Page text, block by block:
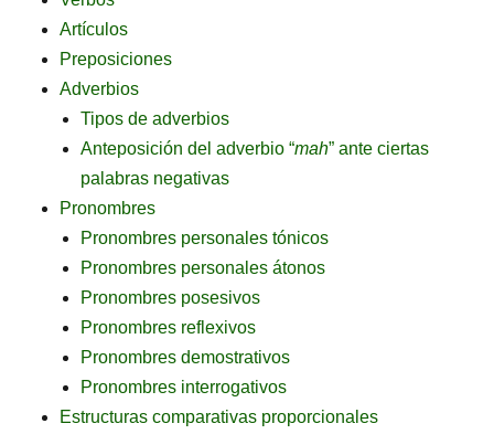
Artículos
Preposiciones
Adverbios
Tipos de adverbios
Anteposición del adverbio “mah” ante ciertas
palabras negativas
Pronombres
Pronombres personales tónicos
Pronombres personales átonos
Pronombres posesivos
Pronombres reflexivos
Pronombres demostrativos
Pronombres interrogativos
Estructuras comparativas proporcionales